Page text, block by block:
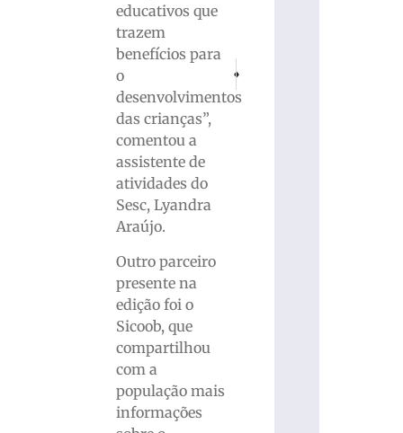
educativos que
trazem
benefícios para
o
desenvolvimentos
das crianças”,
comentou a
assistente de
atividades do
Sesc, Lyandra
Araújo.
Outro parceiro
presente na
edição foi o
Sicoob, que
compartilhou
com a
população mais
informações